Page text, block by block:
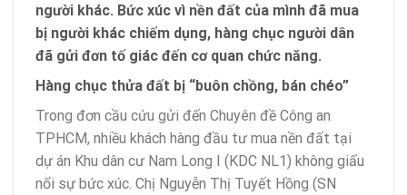
người khác. Bức xúc vì nền đất của mình đã mua
bị người khác chiếm dụng, hàng chục người dân
đã gửi đơn tố giác đến cơ quan chức năng.
Hàng chục thửa đất bị “buôn chồng, bán chéo”
Trong đơn cầu cứu gửi đến Chuyên đề Công an
TPHCM, nhiều khách hàng đầu tư mua nền đất tại
dự án Khu dân cư Nam Long I (KDC NL1) không giấu
nổi sự bức xúc. Chị Nguyễn Thị Tuyết Hồng (SN